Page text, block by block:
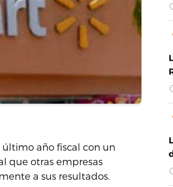
año fiscal con un
que otras empresas
a sus resultados.